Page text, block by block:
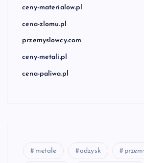
ceny-materialow.pl
cena-zlomu.pl
przemyslowcy.com
ceny-metali.pl
cena-paliwa.pl
metale odzysk